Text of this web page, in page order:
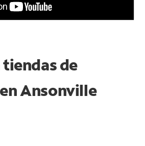
de
Ansonville